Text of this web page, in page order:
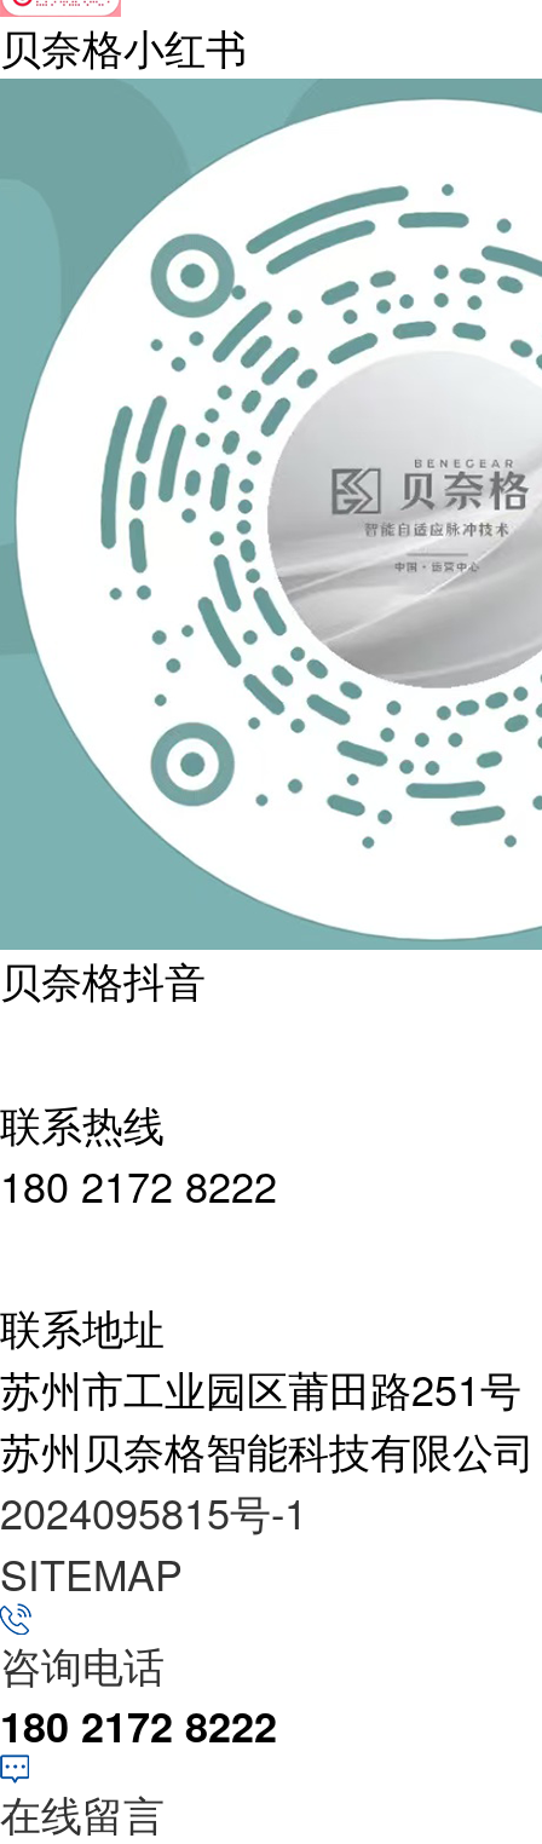
贝奈格小红书
贝奈格抖音
联系热线
180 2172 8222
联系地址
苏州市工业园区莆田路251号
苏州贝奈格智能科技有限公
2024095815号-1
SITEMAP
咨询电话
180 2172 8222
在线留言